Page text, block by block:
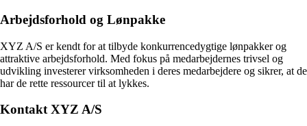
Arbejdsforhold og Lønpakke
XYZ A/S er kendt for at tilbyde konkurrencedygtige lønpakker og
attraktive arbejdsforhold. Med fokus på medarbejdernes trivsel og
udvikling investerer virksomheden i deres medarbejdere og sikrer, at de
har de rette ressourcer til at lykkes.
Kontakt XYZ A/S